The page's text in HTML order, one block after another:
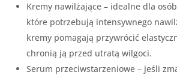
Kremy nawilżające – idealne dla
które potrzebują intensywnego
kremy pomagają przywrócić
chronią ją przed utratą wilgoci.
Serum przeciwstarzeniowe – jeśli